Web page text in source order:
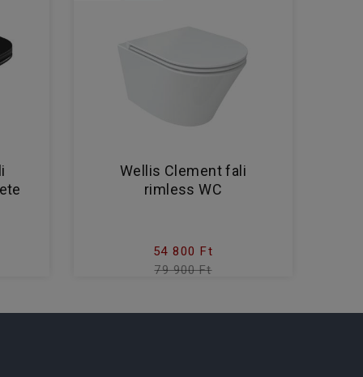
Wellis Clement fali
rimless WC
54 800 Ft
79 900 Ft